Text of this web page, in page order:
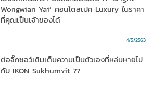
Wongwian Yai’ คอนโดสเปค Luxury ในราคา
ที่คุณเป็นเจ้าของได้
4/5/2563
ต่อจิ๊กซอว์เติมเต็มความเป็นตัวเองที่หล่นหายไป
กับ IKON Sukhumvit 77